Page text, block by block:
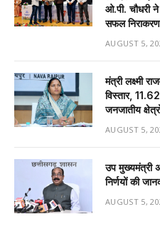
ओ.पी. चौधरी
सफल निराकरण
AUGUST 5,
मंत्री लक्ष्मी
विस्तार,
जनजातीय
AUGUST 5,
उप मुख्यमंत्री
निर्णयों की
AUGUST 5,